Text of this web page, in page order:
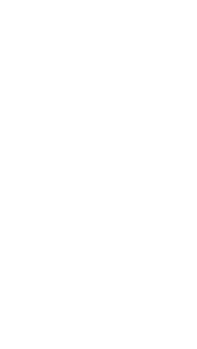
Bildergalerie